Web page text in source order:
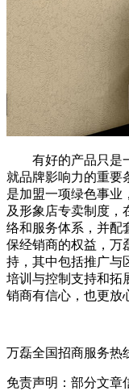
有好的产品只是一
就品牌影响力的重要
是加盟一项绿色事业
及形象店专卖制度，
络和服务体系，并配
保经销商的权益，万
持，其中包括推广与
培训与控制支持和拓
销商有信心，也更放
万磊全国招商服务热
免责声明：部分文章